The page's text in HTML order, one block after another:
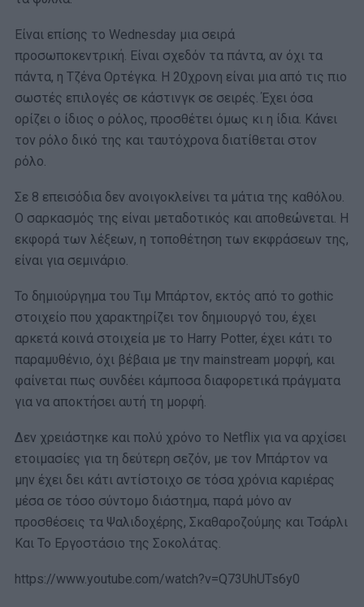
Είναι επίσης το Wednesday μια σειρά
προσωποκεντρική. Είναι σχεδόν τα πάντα, αν όχι τα
πάντα, η Τζένα Ορτέγκα. Η 20χρονη είναι μια από τις πιο
σωστές επιλογές σε κάστινγκ σε σειρές. Έχει όσα
ορίζει ο ίδιος ο ρόλος, προσθέτει όμως κι η ίδια. Κάνει
τον ρόλο δικό της και ταυτόχρονα διατίθεται στον
ρόλο.
Σε 8 επεισόδια δεν ανοιγοκλείνει τα μάτια της καθόλου.
Ο σαρκασμός της είναι μεταδοτικός και αποθεώνεται. Η
εκφορά των λέξεων, η τοποθέτηση των εκφράσεων της,
είναι για σεμινάριο.
Το δημιούργημα του Τιμ Μπάρτον, εκτός από το gothic
στοιχείο που χαρακτηρίζει τον δημιουργό του, έχει
αρκετά κοινά στοιχεία με το Harry Potter, έχει κάτι το
παραμυθένιο, όχι βέβαια με την mainstream μορφή, και
φαίνεται πως συνδέει κάμποσα διαφορετικά πράγματα
για να αποκτήσει αυτή τη μορφή.
Δεν χρειάστηκε και πολύ χρόνο το Netflix για να αρχίσει
ετοιμασίες για τη δεύτερη σεζόν, με τον Μπάρτον να
μην έχει δει κάτι αντίστοιχο σε τόσα χρόνια καριέρας
μέσα σε τόσο σύντομο διάστημα, παρά μόνο αν
προσθέσεις τα Ψαλιδοχέρης, Σκαθαροζούμης και Τσάρλι
Και Το Εργοστάσιο της Σοκολάτας.
https://www.youtube.com/watch?v=Q73UhUTs6y0